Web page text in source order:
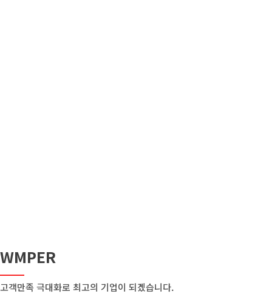
WMPER
고객만족 극대화로 최고의 기업이 되겠습니다.